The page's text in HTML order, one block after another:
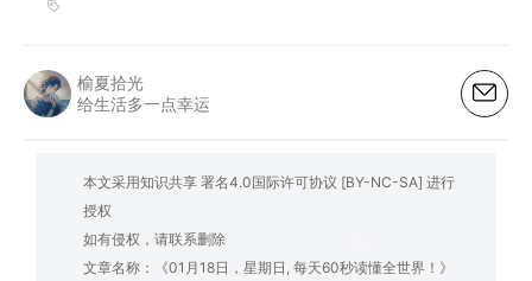
榆夏拾光
给生活多一点幸运
本文采用知识共享 署名4.0国际许可协议 [BY-NC-SA] 进行
授权
如有侵权，请联系删除
文章名称：《01月18日，星期日, 每天60秒读懂全世界！》